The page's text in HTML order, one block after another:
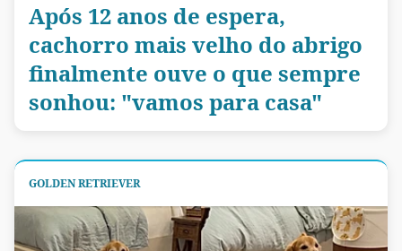
Após 12 anos de espera,
cachorro mais velho do abrigo
finalmente ouve o que sempre
sonhou: "vamos para casa"
GOLDEN RETRIEVER